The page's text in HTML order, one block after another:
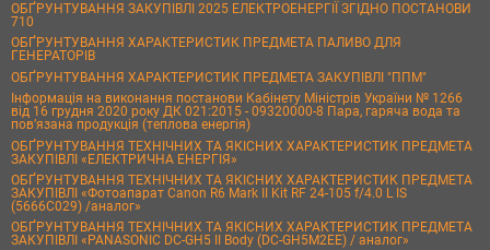
ОБҐРУНТУВАННЯ ЗАКУПІВЛІ 2025 ЕЛЕКТРОЕНЕРГІЇ ЗГІДНО ПОСТАНОВИ
710
ОБҐРУНТУВАННЯ ХАРАКТЕРИСТИК ПРЕДМЕТА ПАЛИВО ДЛЯ
ГЕНЕРАТОРІВ
ОБҐРУНТУВАННЯ ХАРАКТЕРИСТИК ПРЕДМЕТА ЗАКУПІВЛІ "ППМ"
Інформація на виконання постанови Кабінету Міністрів України № 1266
від 16 грудня 2020 року ДК 021:2015 - 09320000-8 Пара, гаряча вода та
пов’язана продукція (теплова енергія)
ОБҐРУНТУВАННЯ ТЕХНІЧНИХ ТА ЯКІСНИХ ХАРАКТЕРИСТИК ПРЕДМЕТА
ЗАКУПІВЛІ «ЕЛЕКТРИЧНА ЕНЕРГІЯ»
ОБҐРУНТУВАННЯ ТЕХНІЧНИХ ТА ЯКІСНИХ ХАРАКТЕРИСТИК ПРЕДМЕТА
ЗАКУПІВЛІ «Фотоапарат Canon R6 Mark II Kit RF 24-105 f/4.0 L IS
(5666C029) /аналог»
ОБҐРУНТУВАННЯ ТЕХНІЧНИХ ТА ЯКІСНИХ ХАРАКТЕРИСТИК ПРЕДМЕТА
ЗАКУПІВЛІ «PANASONIC DC-GH5 II Body (DC-GH5M2EE) / аналог»